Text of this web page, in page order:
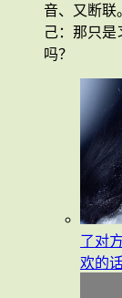
音、又断联
己：那只是
吗？
了对
欢的